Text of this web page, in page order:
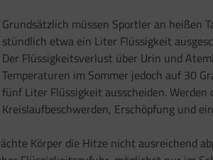
Grundsätzlich müssen Sportler an heißen
stündlich etwa ein Liter Flüssigkeit
Der Flüssigkeitsverlust über Urin und
Temperaturen im Sommer jedoch auf 30
fünf Liter Flüssigkeit ausscheiden.
Kreislaufbeschwerden, Erschöpfung und
Körper die Hitze nicht ausreichend